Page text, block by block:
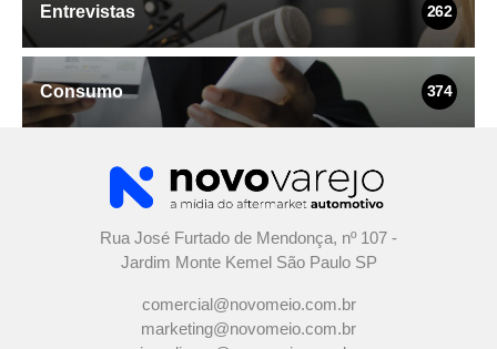
Entrevistas 262
Consumo 374
Rua José Furtado de Mendonça, nº 107 -
Jardim Monte Kemel São Paulo SP
comercial@novomeio.com.br
marketing@novomeio.com.br